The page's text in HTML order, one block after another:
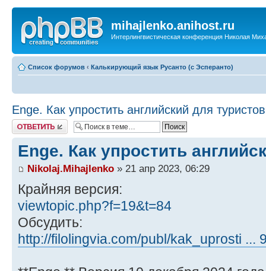
mihajlenko.anihost.ru
Интерлингвистическая конференция Николая
Список форумов ‹ Калькирующий язык Русанто (с Эсперанто)
Enge. Как упростить английский для
Ответить
Enge. Как упростить
Nikolaj.Mihajlenko » 21 апр 2023, 06:29
Крайняя версия:
viewtopic.php?f=19&t=84
Обсудить:
http://filolingvia.com/publ/kak_uprosti ...